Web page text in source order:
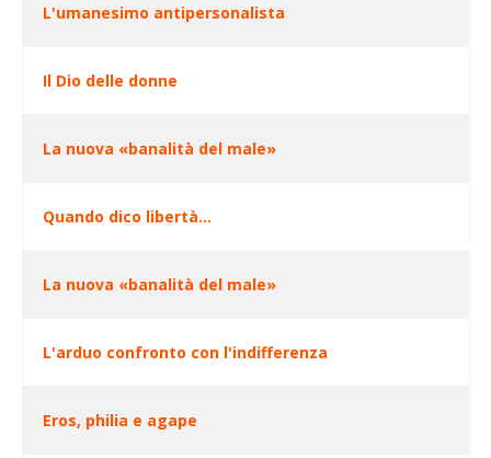
L'umanesimo antipersonalista
Il Dio delle donne
La nuova «banalità del male»
Quando dico libertà...
La nuova «banalità del male»
L'arduo confronto con l'indifferenza
Eros, philia e agape